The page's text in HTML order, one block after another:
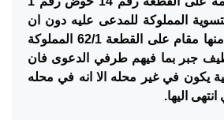
المملوكة للمدعى عليه دون ان
تلتفت الى ان جزءا منها مقام على القطعة 62/1 المملوكة
جبر بما فيهم طرفي الدعوى فان
يكون في غير محله الا انه في محله
اليها.